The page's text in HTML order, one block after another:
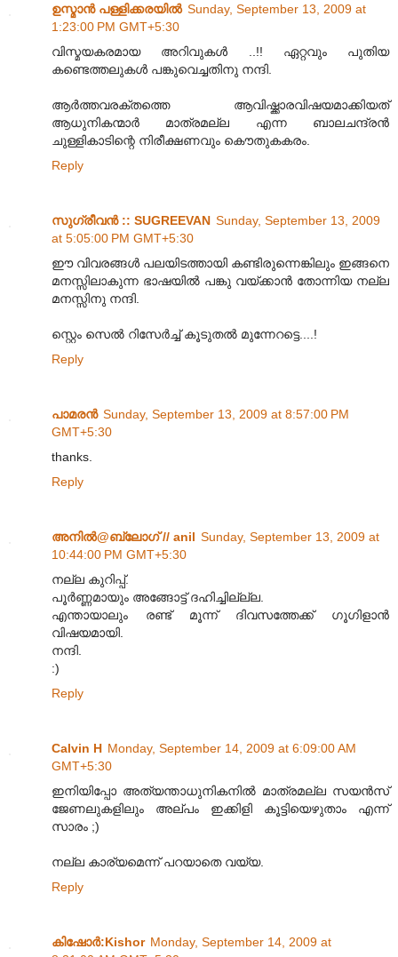
ഉസ്മാന്‍ പള്ളിക്കരയില്‍ Sunday, September 13, 2009 at
1:23:00 PM GMT+5:30
വിസ്മയകരമായ അറിവുകൾ‌ ..!! ഏറ്റവും‌ പുതിയ
കണ്ടെത്തലുകൾ‌ പങ്കുവെച്ചതിനു നന്ദി.
ആർ‌ത്തവരക്തത്തെ ആവിഷ്ക്കാരവിഷയമാക്കിയത്
ആധുനികന്മാർ മാത്രമല്ല എന്ന ബാലചന്ദ്രൻ
ചുള്ളികാടിന്റെ നിരീക്ഷണവും‌ കൌതുകകരം.
Reply
സുഗ്രീവന്‍ :: SUGREEVAN Sunday, September 13, 2009
at 5:05:00 PM GMT+5:30
ഈ വിവരങ്ങള്‍ പലയിടത്തായി കണ്ടിരുന്നെങ്കിലും ഇങ്ങനെ
മനസ്സിലാകുന്ന ഭാഷയില്‍ പങ്കു വയ്ക്കാന്‍ തോന്നിയ നല്ല
മനസ്സിനു നന്ദി.
സ്റ്റെം സെല്‍ റിസേര്‍ച്ച് കൂടുതല്‍ മുന്നേറട്ടെ....!
Reply
പാമരന്‍ Sunday, September 13, 2009 at 8:57:00 PM
GMT+5:30
thanks.
Reply
അനില്‍@ബ്ലോഗ് // anil Sunday, September 13, 2009 at
10:44:00 PM GMT+5:30
നല്ല കുറിപ്പ്.
പൂര്‍ണ്ണമായും അങ്ങോട്ട് ദഹിച്ചില്ല്ല.
എന്തായാലും രണ്ട് മൂന്ന് ദിവസത്തേക്ക് ഗൂഗിളാന്‍
വിഷയമായി.
നന്ദി.
:)
Reply
Calvin H Monday, September 14, 2009 at 6:09:00 AM
GMT+5:30
ഇനിയിപ്പോ അത്യന്താധുനികനിൽ മാത്രമല്ല സയൻസ്
ജേണലുകളിലും അല്പം ഇക്കിളി കൂട്ടിയെഴുതാം എന്ന്
സാരം ;)
നല്ല കാര്യമെന്ന് പറയാതെ വയ്യ.
Reply
കിഷോർ‍:Kishor Monday, September 14, 2009 at